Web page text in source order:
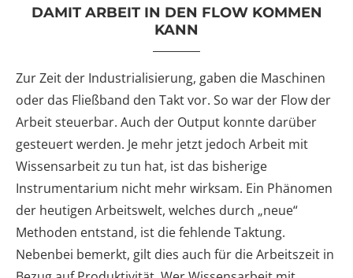
DAMIT ARBEIT IN DEN FLOW KOMMEN
KANN
Zur Zeit der Industrialisierung, gaben die Maschinen
oder das Fließband den Takt vor. So war der Flow der
Arbeit steuerbar. Auch der Output konnte darüber
gesteuert werden. Je mehr jetzt jedoch Arbeit mit
Wissensarbeit zu tun hat, ist das bisherige
Instrumentarium nicht mehr wirksam. Ein Phänomen
der heutigen Arbeitswelt, welches durch „neue“
Methoden entstand, ist die fehlende Taktung.
Nebenbei bemerkt, gilt dies auch für die Arbeitszeit in